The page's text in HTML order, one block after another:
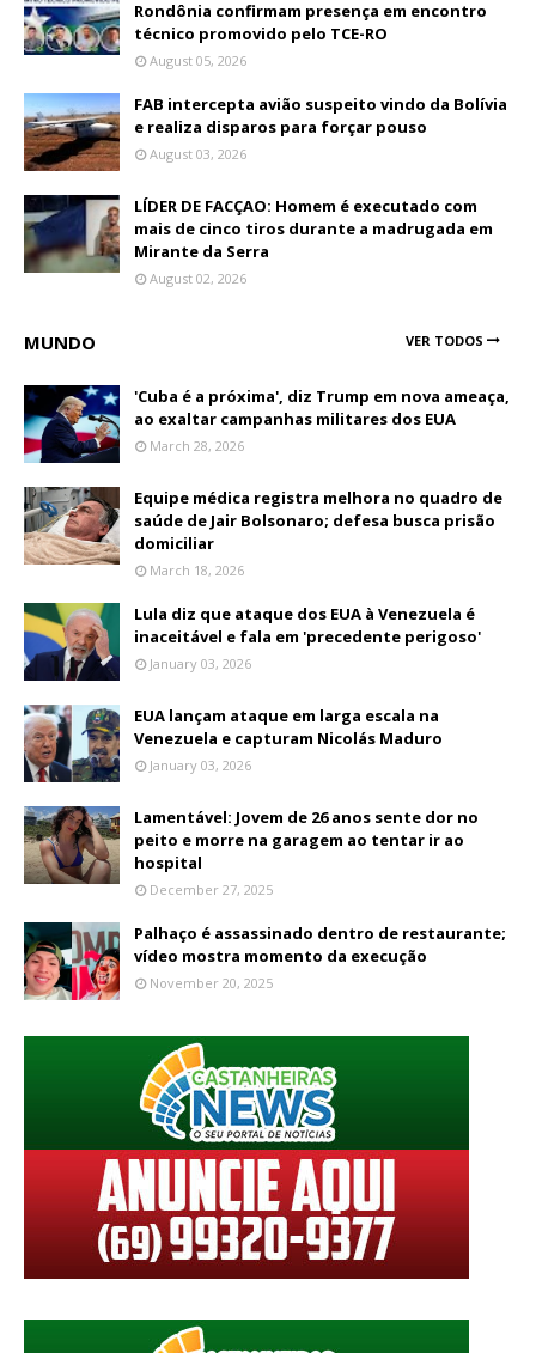
Rondônia confirmam presença em encontro
técnico promovido pelo TCE-RO
August 05, 2026
FAB intercepta avião suspeito vindo da Bolívia
e realiza disparos para forçar pouso
August 03, 2026
LÍDER DE FACÇAO: Homem é executado com
mais de cinco tiros durante a madrugada em
Mirante da Serra
August 02, 2026
MUNDO VER TODOS
'Cuba é a próxima', diz Trump em nova ameaça,
ao exaltar campanhas militares dos EUA
March 28, 2026
Equipe médica registra melhora no quadro de
saúde de Jair Bolsonaro; defesa busca prisão
domiciliar
March 18, 2026
Lula diz que ataque dos EUA à Venezuela é
inaceitável e fala em 'precedente perigoso'
January 03, 2026
EUA lançam ataque em larga escala na
Venezuela e capturam Nicolás Maduro
January 03, 2026
Lamentável: Jovem de 26 anos sente dor no
peito e morre na garagem ao tentar ir ao
hospital
December 27, 2025
Palhaço é assassinado dentro de restaurante;
vídeo mostra momento da execução
November 20, 2025